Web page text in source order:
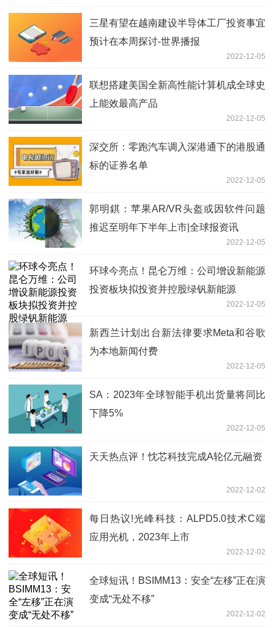
三星有望在越南建设半导体工厂投资事宜
预计在本周探讨-世界播报
2022-12-05
联想搭建美国全新高性能计算机成全球史
上能效最高产品
2022-12-05
深交所：零跑汽车调入深港通下的港股通
标的证券名单
2022-12-05
郭明錤：苹果AR/VR头盔或因软件问题
推迟至明年下半年上市|全球报资讯
2022-12-05
环球今亮点！昆仑万维：公司增设新能源
投资板块拟投资并控股绿钒新能源
2022-12-05
新西兰计划出台新法律要求Meta和谷歌
为本地新闻付费
2022-12-05
SA：2023年全球智能手机出货量将同比
下降5%
2022-12-05
天天热点评！忱芯科技完成A轮亿元融资
2022-12-02
每日热议!光峰科技：ALPD5.0技术C端
应用光机，2023年上市
2022-12-02
全球短讯！BSIMM13：安全“左移”正在演
变成“无处不移”
2022-12-02